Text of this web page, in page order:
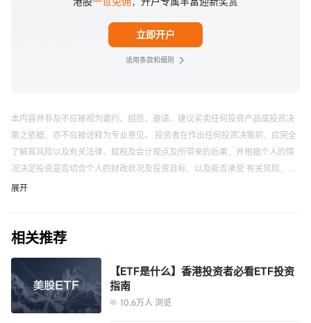
立即开户
适用条款和细则
本内容并非及不应被视为邀约、招揽、邀请、建议买卖任何投资产品或投资决
策之依据，亦不应被诠释为专业意见。 投资者在作出任何投资决策前，应完全
了解其风险以及有关法律、赋税及会计观点及所带来的后果，并根据个人的情
况决定投资是否切合个人的财政状况及投资目标，以及能否承受 有关风险，必
要时应寻求适当的专业意见。
富途应用程序、网站及活动页面上展示的来源自第三方的信息仅供参考，不构
任何投资决定前，投资者应根据自身情况考虑投资产品相关的风险因素，并于
性和原创性，对此富途不做任何保证和承诺。
「富途牛牛」是一站式金融投资交易平台，证券服务由富途证券国际(香港)有限
公司提供。
展开
相关推荐
【ETF是什么】香港投资者必看ETF投资
指南
10.6万人 浏览